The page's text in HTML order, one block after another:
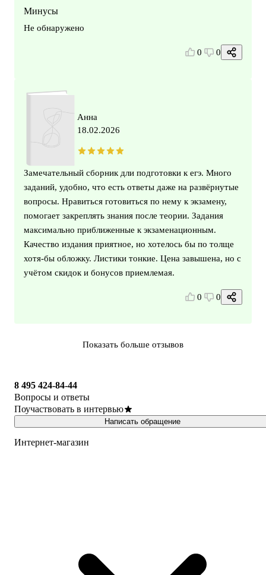
Минусы
Не обнаружено
0 0
Анна
18.02.2026
Замечательный сборник дли подготовки к егэ. Много
заданий, удобно, что есть ответы даже на развёрнутые
вопросы. Нравиться готовиться по нему к экзамену,
помогает закреплять знания после теории. Задания
максимально приближенные к экзаменационным.
Качество издания приятное, но хотелось бы по толще
хотя-бы обложку. Листики тонкие. Цена завышена, но с
учётом скидок и бонусов приемлемая.
0 0
Показать больше отзывов
8 495 424-84-44
Вопросы и ответы
Поучаствовать в интервью
Написать обращение
Интернет-магазин